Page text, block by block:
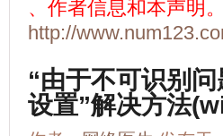
、作者信息和本声明。
http://
“由于不可识别
设置”解决方法